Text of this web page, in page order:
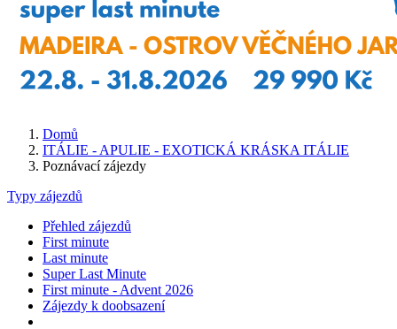
Domů
ITÁLIE - APULIE - EXOTICKÁ KRÁSKA ITÁLIE
Poznávací zájezdy
Typy zájezdů
Přehled zájezdů
First minute
Last minute
Super Last Minute
First minute - Advent 2026
Zájezdy k doobsazení